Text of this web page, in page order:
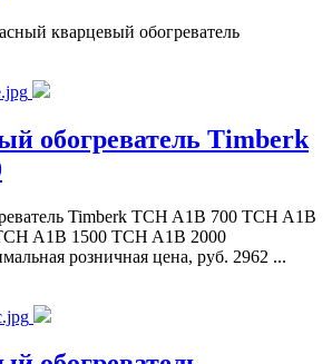
кварцевый обогреватель
обогреватель Timberk
Timberk TCH A1B 700 TCH A1B
A1B 1500 TCH A1B 2000
розничная цена, руб. 2962 ...